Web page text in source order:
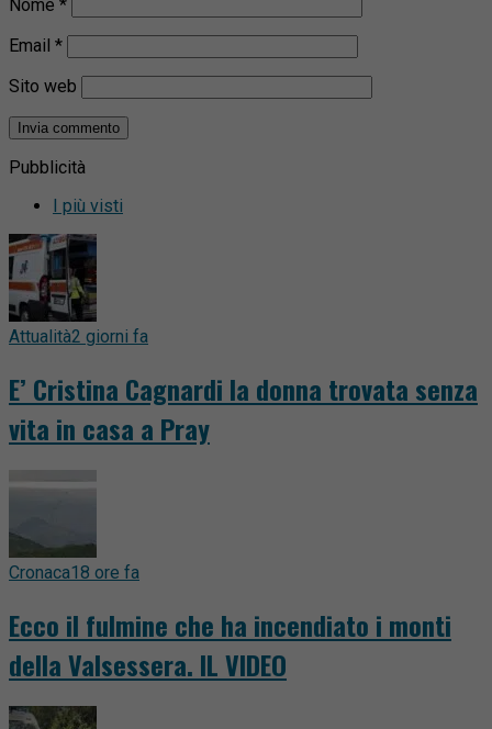
Nome *
Email *
Sito web
Pubblicità
I più visti
Attualità2 giorni fa
E’ Cristina Cagnardi la donna trovata senza
vita in casa a Pray
Cronaca18 ore fa
Ecco il fulmine che ha incendiato i monti
della Valsessera. IL VIDEO